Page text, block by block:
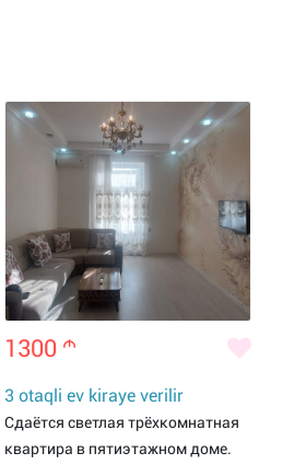
1300 m
3 otaqli ev kiraye verilir
Сдаётся светлая трёхкомнатная
квартира в пятиэтажном доме.